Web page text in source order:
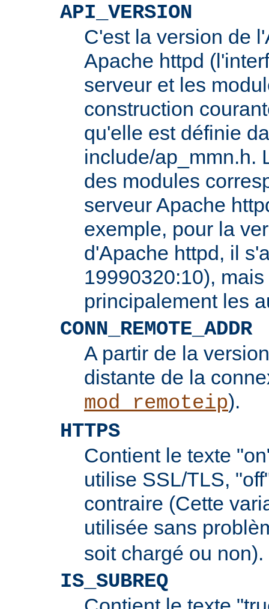
API_VERSION
C'est la version de
Apache httpd
serveur et les
construction
qu'elle est définie
include/ap_mmn.h.
des modules
serveur Apache
exemple, pour la
d'Apache httpd, il
19990320:10),
principalement les
CONN_REMOTE_ADDR
A partir de la
distante de la
mod_remoteip).
HTTPS
Contient le texte
utilise SSL/TLS,
contraire (Cette
utilisée sans
soit chargé ou non).
IS_SUBREQ